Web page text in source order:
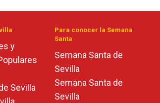
y
Sevilla
Para conocer la Semana
Santa
Semana Santa de
Sevilla
Semana Santa de
Sevilla